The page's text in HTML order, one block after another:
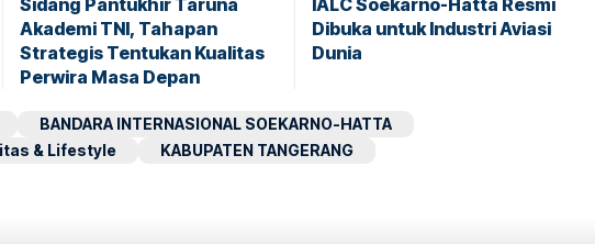
Sidang Pantukhir Taruna
Akademi TNI, Tahapan
Strategis Tentukan Kualitas
Perwira Masa Depan
IALC Soekarno-Hatta Resmi
Dibuka untuk Industri Aviasi
Dunia
BANDARA INTERNASIONAL SOEKARNO-HATTA
& Lifestyle KABUPATEN TANGERANG